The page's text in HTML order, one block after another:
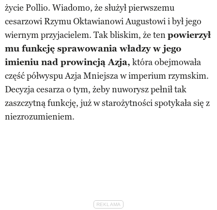
życie Pollio. Wiadomo, że służył pierwszemu
cesarzowi Rzymu Oktawianowi Augustowi i był jego
wiernym przyjacielem. Tak bliskim, że tenpowierzył
mu funkcję sprawowania władzy w jego
imieniu nad prowincją Azja, która obejmowała
część półwyspu Azja Mniejsza w imperium rzymskim.
Decyzja cesarza o tym, żeby nuworysz pełnił tak
zaszczytną funkcję, już w starożytności spotykała się z
niezrozumieniem.